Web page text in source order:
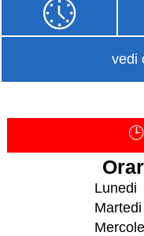
vedi
Lunedi
Martedi